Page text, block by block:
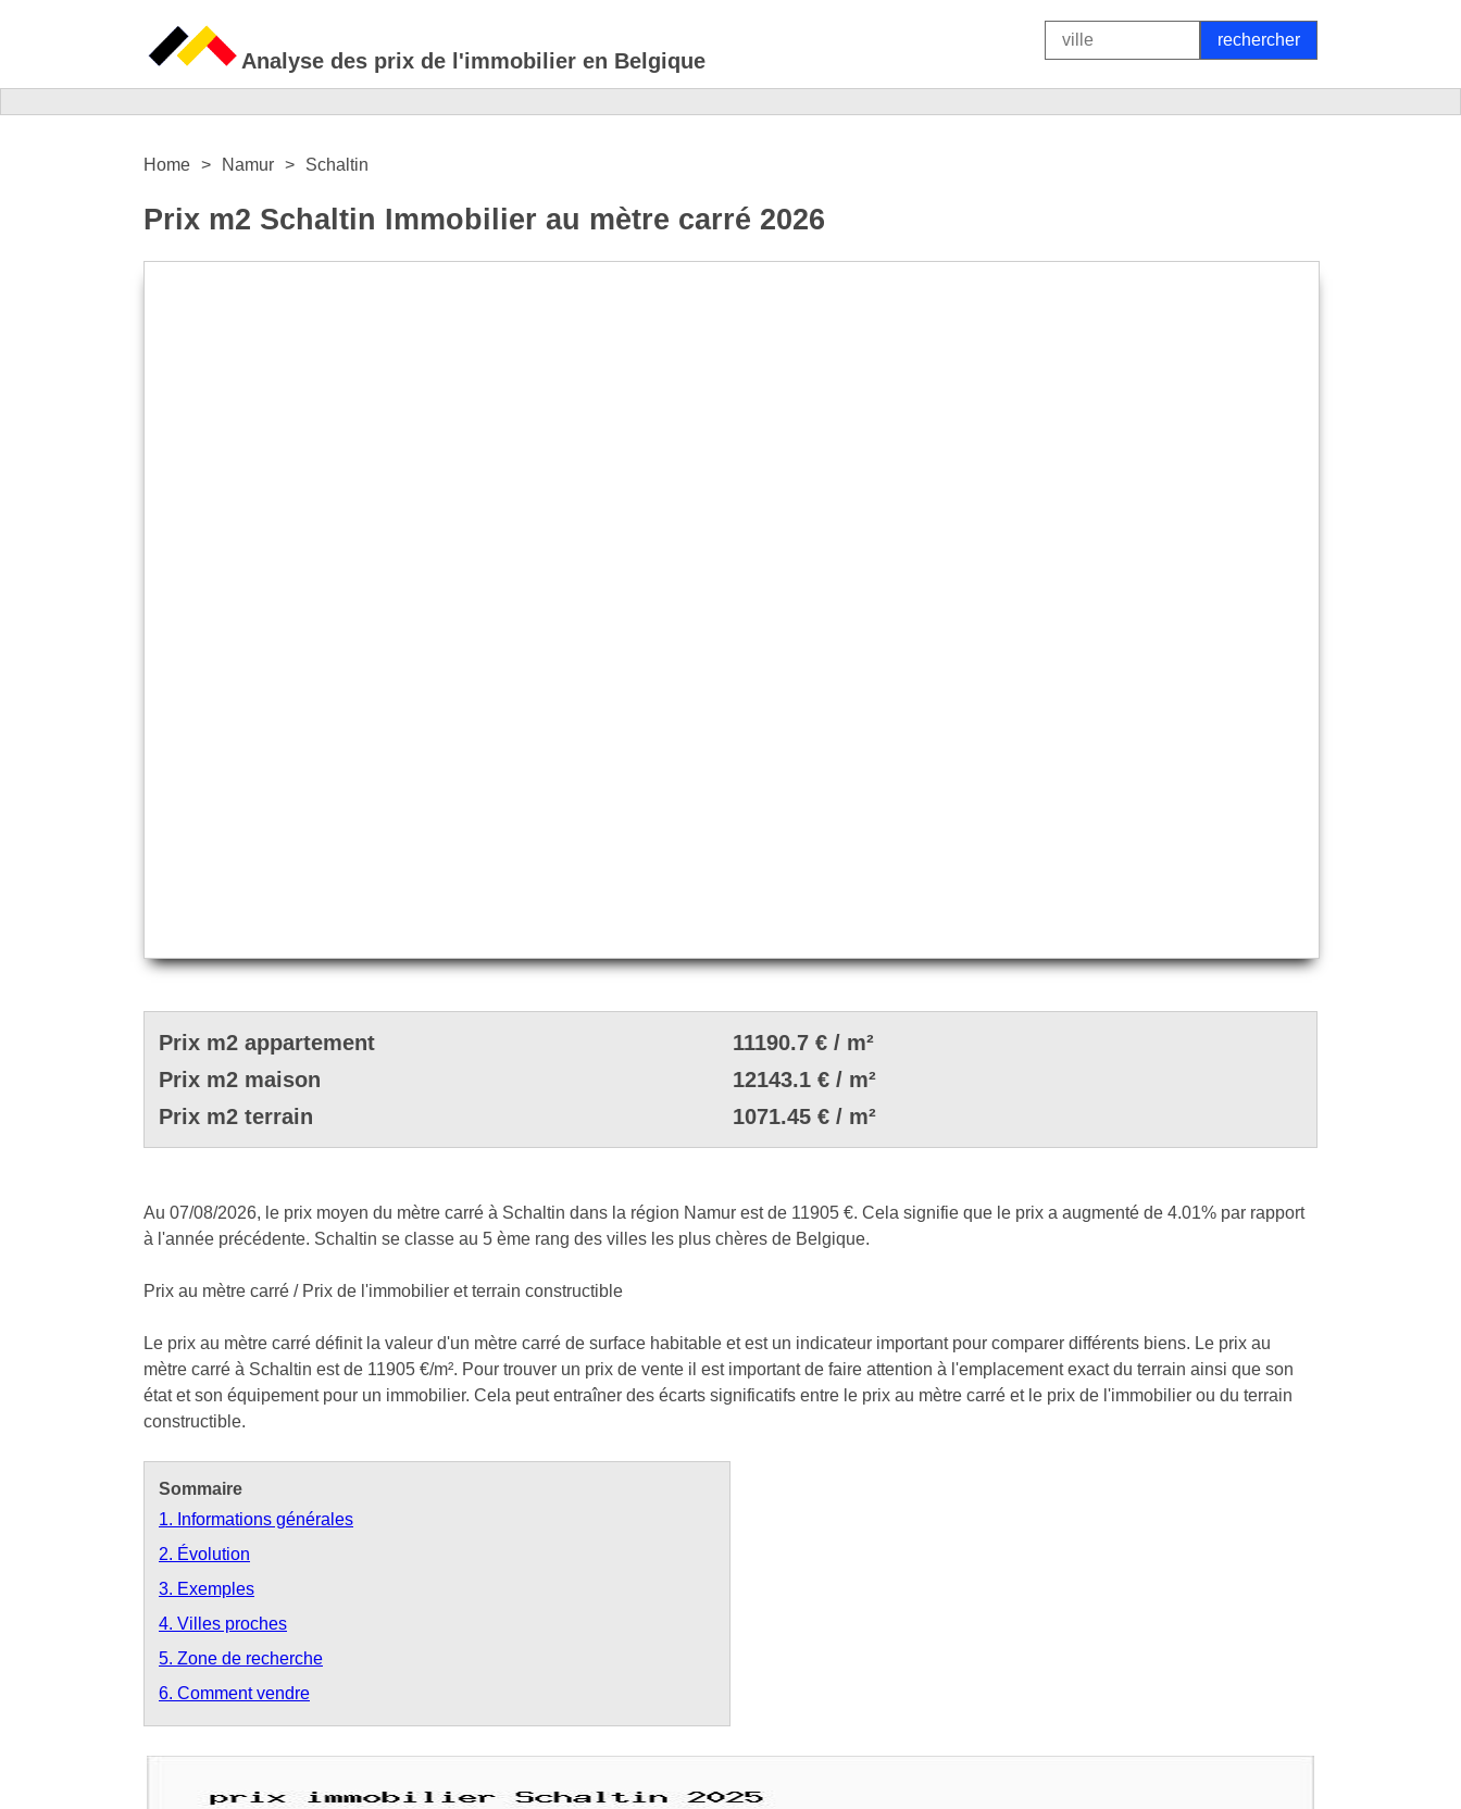
Analyse des prix de l'immobilier en Belgique
Home Namur Schaltin
Prix m2 Schaltin Immobilier au mètre carré 2026
Prix m2 appartement
11190.7 € / m²
Prix m2 maison
12143.1 € / m²
Prix m2 terrain
1071.45 € / m²
Au 07/08/2026, le prix moyen du mètre carré à Schaltin dans la région Namur est de 11905 €. Cela signifie que le prix a augmenté de 4.01% par rapport
à l'année précédente. Schaltin se classe au 5 ème rang des villes les plus chères de Belgique.
Prix au mètre carré / Prix de l'immobilier et terrain constructible
Le prix au mètre carré définit la valeur d'un mètre carré de surface habitable et est un indicateur important pour comparer différents biens. Le prix au
mètre carré à Schaltin est de 11905 €/m². Pour trouver un prix de vente il est important de faire attention à l'emplacement exact du terrain ainsi que son
état et son équipement pour un immobilier. Cela peut entraîner des écarts significatifs entre le prix au mètre carré et le prix de l'immobilier ou du terrain
constructible.
Sommaire
1. Informations générales
2. Évolution
3. Exemples
4. Villes proches
5. Zone de recherche
6. Comment vendre